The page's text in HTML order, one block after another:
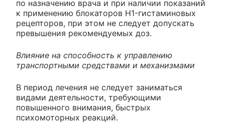
по назначению врача и при наличии показаний
к применению блокаторов H1-гистаминовых
рецепторов, при этом не следует допускать
превышения рекомендуемых доз.
Влияние на способность к управлению
транспортными средствами и механизмами
В период лечения не следует заниматься
видами деятельности, требующими
повышенного внимания, быстрых
психомоторных реакций.